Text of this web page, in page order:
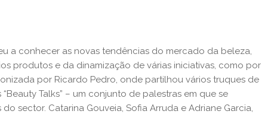
a conhecer as novas tendências do mercado da beleza,
produtos e da dinamização de várias iniciativas, como por
por Ricardo Pedro, onde partilhou vários truques de
Talks” – um conjunto de palestras em que se
sector. Catarina Gouveia, Sofia Arruda e Adriane Garcia,